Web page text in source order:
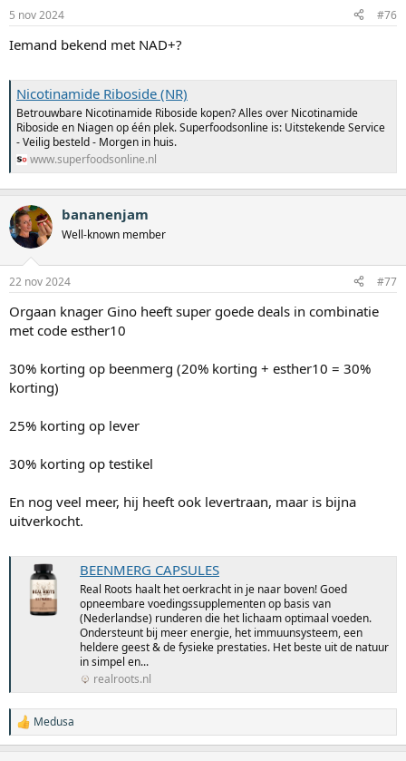
5 nov 2024 #76
Iemand bekend met NAD+?
Nicotinamide Riboside (NR)
Betrouwbare Nicotinamide Riboside kopen? Alles over Nicotinamide
Riboside en Niagen op één plek. Superfoodsonline is: Uitstekende Service
- Veilig besteld - Morgen in huis.
www.superfoodsonline.nl
bananenjam
Well-known member
22 nov 2024 #77
Orgaan knager Gino heeft super goede deals in combinatie
met code esther10
30% korting op beenmerg (20% korting + esther10 = 30%
korting)
25% korting op lever
30% korting op testikel
En nog veel meer, hij heeft ook levertraan, maar is bijna
uitverkocht.
BEENMERG CAPSULES
Real Roots haalt het oerkracht in je naar boven! Goed
opneembare voedingssupplementen op basis van
(Nederlandse) runderen die het lichaam optimaal voeden.
Ondersteunt bij meer energie, het immuunsysteem, een
heldere geest & de fysieke prestaties. Het beste uit de natuur
in simpel en...
realroots.nl
W
a
Medusa